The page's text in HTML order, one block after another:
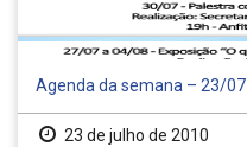
Agenda da semana – 23/07
23 de julho de 2010